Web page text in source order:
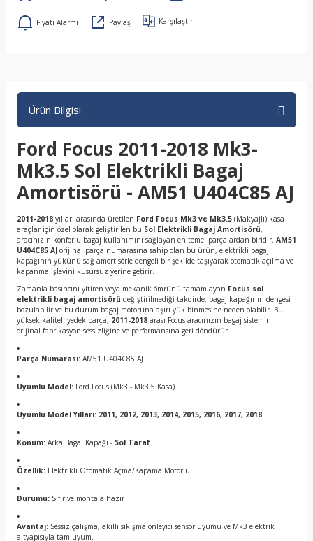
Fiyatı Alarmı Paylaş Karşılaştır
Ürün Bilgisi
Ford Focus 2011-2018 Mk3-
Mk3.5 Sol Elektrikli Bagaj
Amortisörü - AM51 U404C85 AJ
2011-2018 yılları arasında üretilen Ford Focus Mk3 ve Mk3.5 (Makyajlı) kasa
araçlar için özel olarak geliştirilen bu Sol Elektrikli Bagaj Amortisörü,
aracınızın konforlu bagaj kullanımını sağlayan en temel parçalardan biridir. AM51
U404C85 AJ orijinal parça numarasına sahip olan bu ürün, elektrikli bagaj
kapağının yükünü sağ amortisörle dengeli bir şekilde taşıyarak otomatik açılma ve
kapanma işlevini kusursuz yerine getirir.
Zamanla basıncını yitiren veya mekanik ömrünü tamamlayan Focus sol
elektrikli bagaj amortisörü değiştirilmediği takdirde, bagaj kapağının dengesi
bozulabilir ve bu durum bagaj motoruna aşırı yük binmesine neden olabilir. Bu
yüksek kaliteli yedek parça, 2011-2018 arası Focus aracınızın bagaj sistemini
orijinal fabrikasyon sessizliğine ve performansına geri döndürür.
Parça Numarası: AM51 U404C85 AJ
Uyumlu Model: Ford Focus (Mk3 - Mk3.5 Kasa)
Uyumlu Model Yılları: 2011, 2012, 2013, 2014, 2015, 2016, 2017, 2018
Konum: Arka Bagaj Kapağı - Sol Taraf
Özellik: Elektrikli Otomatik Açma/Kapama Motorlu
Durumu: Sıfır ve montaja hazır
Avantaj: Sessiz çalışma, akıllı sıkışma önleyici sensör uyumu ve Mk3 elektrik
altyapısıyla tam uyum.